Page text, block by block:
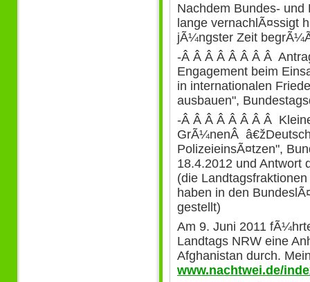
Nachdem Bundes-
lange vernachlÃ¤ssigt
jÃ¼ngster Zeit
-Â Â Â Â Â Â Â Â
Engagement beim
in internationalen
ausbauen",
-Â Â Â Â Â Â Â Â
GrÃ¼nenÂ
PolizeieinsÃ¤tzen",
18.4.2012 und Antwort
(die
haben in den
gestellt)
Am 9. Juni 2011
Landtags NRW eine
Afghanistan durch.
www.nachtwei.de/